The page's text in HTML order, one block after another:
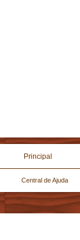
Principal
Central de Ajuda